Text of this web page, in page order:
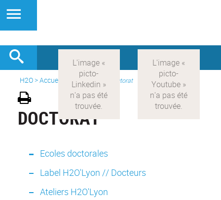
H2O>Accueil Formations Doctorat
DOCTORAT
Ecoles doctorales
Label H2O'Lyon // Docteurs
Ateliers H2O'Lyon